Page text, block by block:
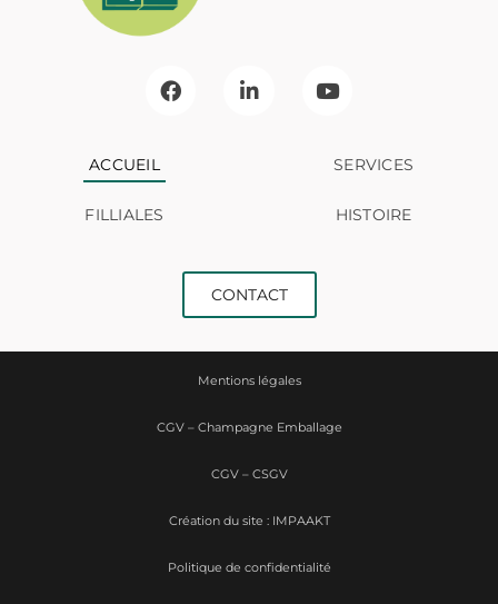
ACCUEIL SERVICES
FILLIALES HISTOIRE
CONTACT
Mentions légales
CGV – Champagne Emballage
CGV – CSGV
Politique de confidentialité
Création du site : IMPAAKT